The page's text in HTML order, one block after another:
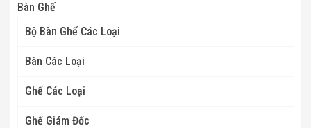
Bàn Ghế
Bộ Bàn Ghế Các Loại
Bàn Các Loại
Ghế Các Loại
Ghế Giám Đốc